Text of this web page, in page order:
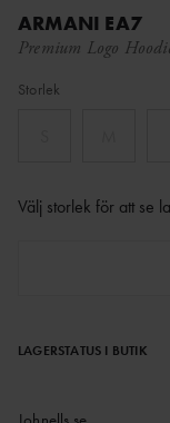
ARMANI EA7
Premium Logo
Storlek
Välj storlek för att se
LAGERSTATUS I BUTIK